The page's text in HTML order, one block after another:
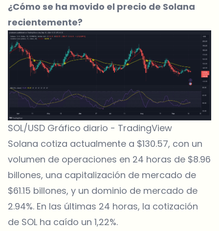
¿Cómo se ha movido el precio de Solana
recientemente?
SOL/USD Gráfico diario - TradingView
Solana cotiza actualmente a $130.57, con un
volumen de operaciones en 24 horas de $8.96
billones, una capitalización de mercado de
$61.15 billones, y un dominio de mercado de
2.94%. En las últimas 24 horas, la cotización
de SOL ha caído un 1,22%.